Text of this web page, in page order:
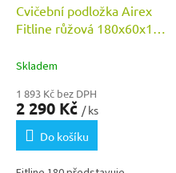
Cvičební podložka Airex
Fitline růžová 180x60x1
Skladem
1 893 Kč bez DPH
2 290 Kč / ks
Do košíku